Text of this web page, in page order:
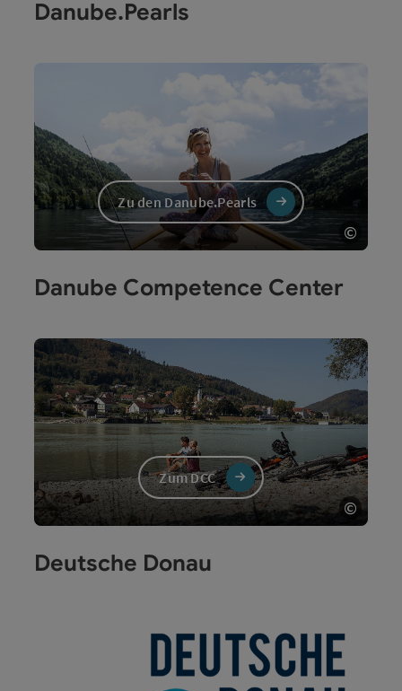
Danube.Pearls
©
Zu den Danube.Pearls
Danube Competence Center
©
Zum DCC
Deutsche Donau